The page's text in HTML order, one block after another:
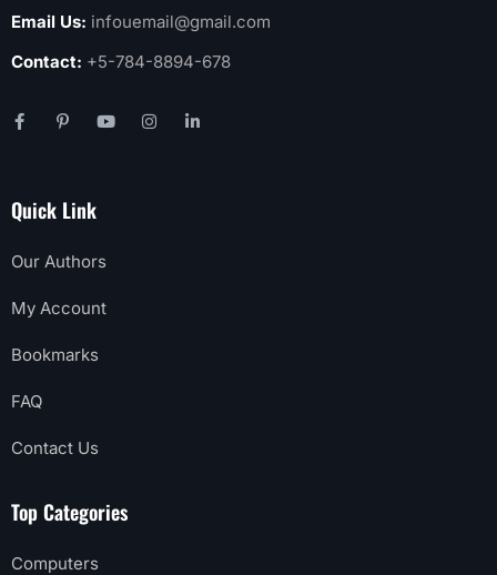
Email Us: infouemail@gmail.com
Contact: +5-784-8894-678
Quick Link
Our Authors
My Account
Bookmarks
FAQ
Contact Us
Top Categories
Computers